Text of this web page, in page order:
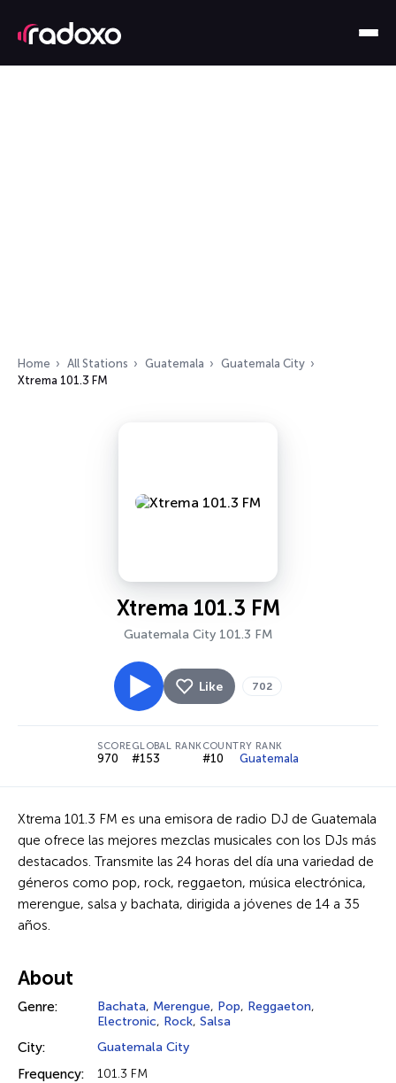
Home All Stations Guatemala
Guatemala City
Xtrema 101.3 FM
Xtrema 101.3 FM
Guatemala City 101.3 FM
Like 702
SCORE
970
GLOBAL RANK
#153
COUNTRY RANK
#10 Guatemala
Xtrema 101.3 FM es una emisora de radio DJ de Guatemala
que ofrece las mejores mezclas musicales con los DJs más
destacados. Transmite las 24 horas del día una variedad de
géneros como pop, rock, reggaeton, música electrónica,
merengue, salsa y bachata, dirigida a jóvenes de 14 a 35
años.
About
Genre: Bachata, Merengue, Pop, Reggaeton,
Electronic, Rock, Salsa
City: Guatemala City
Frequency: 101.3 FM